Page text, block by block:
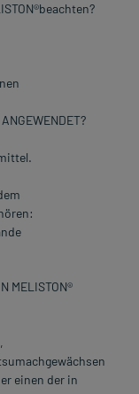
MELISTON®
einen der in